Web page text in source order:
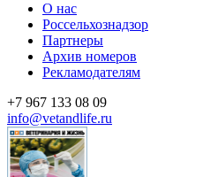
О нас
Россельхознадзор
Партнеры
Архив номеров
Рекламодателям
+7 967 133 08 09
info@vetandlife.ru